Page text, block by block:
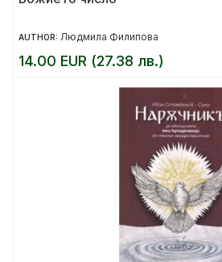
AUTHOR: Людмила Филипова
14.00 EUR (27.38 лв.)